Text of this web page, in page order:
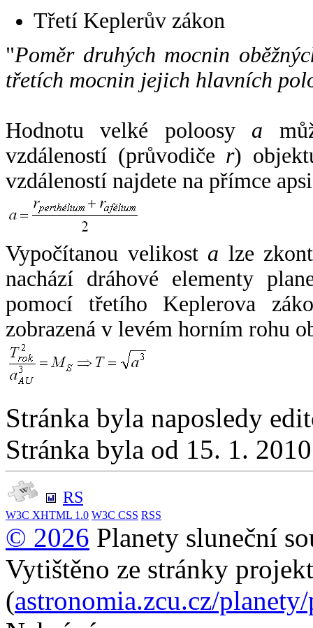
Třetí Keplerův zákon
"Poměr druhých mocnin
třetích mocnin jejich hlavních
Hodnotu velké poloosy a
vzdáleností (průvodiče r)
vzdáleností najdete na přímce
Vypočítanou velikost a lze
nachází dráhové elementy
pomocí třetího Keplerova
zobrazená v levém horním rohu
Stránka byla naposledy
Stránka byla od 15. 1.
RS
W3C XHTML 1.0 W3C CSS RSS
© 2026 Planety sluneční
Vytištěno ze stránky
(astronomia.zcu.cz/